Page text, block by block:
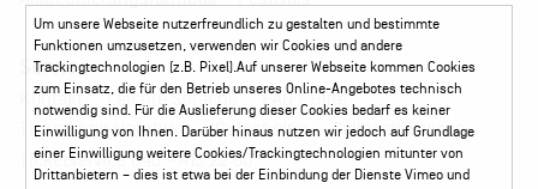
Service
Kontakt Leichte Sprache
FAQ / Hilfe
Ticketshop Hamburg
Gutscheine
Callback-Service
Ticketservice 040 - 413 22 60
Um unsere Webseite nutzerfreundlich zu gestalten und bestimmte
Funktionen umzusetzen, verwenden wir Cookies und andere
Trackingtechnologien (z.B. Pixel).Auf unserer Webseite kommen Cookies
zum Einsatz, die für den Betrieb unseres Online-Angebotes technisch
notwendig sind. Für die Auslieferung dieser Cookies bedarf es keiner
Einwilligung von Ihnen. Darüber hinaus nutzen wir jedoch auf Grundlage
einer Einwilligung weitere Cookies/Trackingtechnologien mitunter von
Drittanbietern – dies ist etwa bei der Einbindung der Dienste Vimeo und